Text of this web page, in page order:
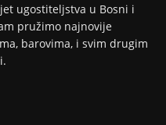
ugostiteljstva u Bosni i
pružimo najnovije
barovima, i svim drugim